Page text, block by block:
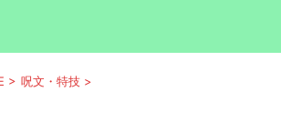
> 呪文・特技 >